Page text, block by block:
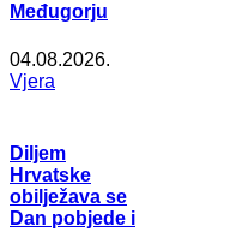
Međugorju
04.08.2026.
Vjera
Diljem
Hrvatske
obilježava se
Dan pobjede i